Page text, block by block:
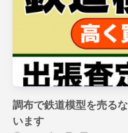
調布で鉄道模型を売る
います